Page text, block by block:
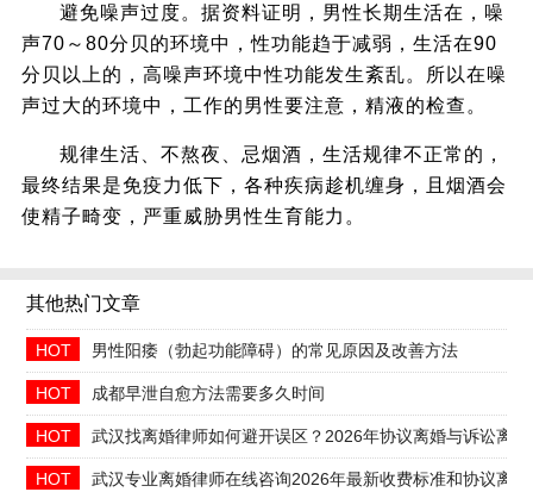
避免噪声过度。据资料证明，男性长期生活在，噪
声70～80分贝的环境中，性功能趋于减弱，生活在90
分贝以上的，高噪声环境中性功能发生紊乱。所以在噪
声过大的环境中，工作的男性要注意，精液的检查。
规律生活、不熬夜、忌烟酒，生活规律不正常的，
最终结果是免疫力低下，各种疾病趁机缠身，且烟酒会
使精子畸变，严重威胁男性生育能力。
其他热门文章
HOT 男性阳痿（勃起功能障碍）的常见原因及改善方法
HOT 成都早泄自愈方法需要多久时间
HOT 武汉找离婚律师如何避开误区？2026年协议离婚与诉讼离
HOT 武汉专业离婚律师在线咨询2026年最新收费标准和协议离